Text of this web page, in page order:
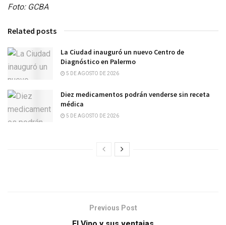
Foto: GCBA
Related posts
La Ciudad inauguró un nuevo Centro de
Diagnóstico en Palermo
5 DE AGOSTO DE 2026
Diez medicamentos podrán venderse sin receta
médica
5 DE AGOSTO DE 2026
Previous Post